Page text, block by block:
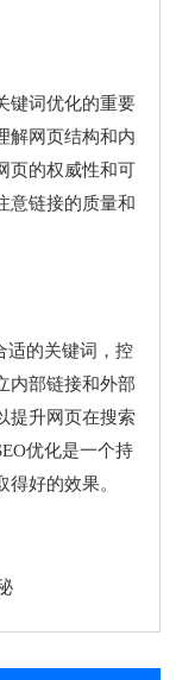
键词优化的重要
解网页结构和内
页的权威性和可
意链接的质量和
适的关键词，控
内部链接和外部
提升网页在搜索
优化是一个持
好的效果。